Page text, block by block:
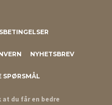
NYHETSBREV
SPØRSMÅL
du får en bedre